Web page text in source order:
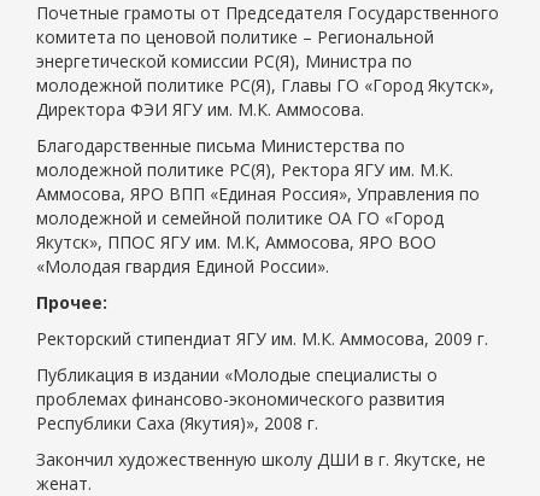
Почетные грамоты от Председателя Государственного
комитета по ценовой политике – Региональной
энергетической комиссии РС(Я), Министра по
молодежной политике РС(Я), Главы ГО «Город Якутск»,
Директора ФЭИ ЯГУ им. М.К. Аммосова.
Благодарственные письма Министерства по
молодежной политике РС(Я), Ректора ЯГУ им. М.К.
Аммосова, ЯРО ВПП «Единая Россия», Управления по
молодежной и семейной политике ОА ГО «Город
Якутск», ППОС ЯГУ им. М.К, Аммосова, ЯРО ВОО
«Молодая гвардия Единой России».
Прочее:
Ректорский стипендиат ЯГУ им. М.К. Аммосова, 2009 г.
Публикация в издании «Молодые специалисты о
проблемах финансово-экономического развития
Республики Саха (Якутия)», 2008 г.
Закончил художественную школу ДШИ в г. Якутске, не
женат.